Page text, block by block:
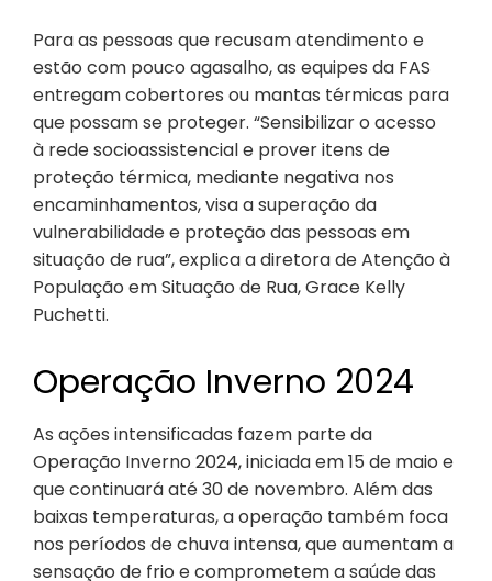
Para as pessoas que recusam atendimento e
estão com pouco agasalho, as equipes da FAS
entregam cobertores ou mantas térmicas para
que possam se proteger. “Sensibilizar o acesso
à rede socioassistencial e prover itens de
proteção térmica, mediante negativa nos
encaminhamentos, visa a superação da
vulnerabilidade e proteção das pessoas em
situação de rua”, explica a diretora de Atenção à
População em Situação de Rua, Grace Kelly
Puchetti.
Operação Inverno 2024
As ações intensificadas fazem parte da
Operação Inverno 2024, iniciada em 15 de maio e
que continuará até 30 de novembro. Além das
baixas temperaturas, a operação também foca
nos períodos de chuva intensa, que aumentam a
sensação de frio e comprometem a saúde das